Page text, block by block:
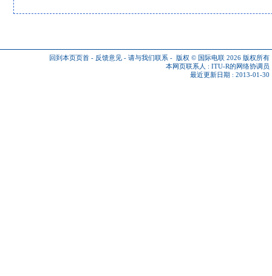
回到本页页首 - 反馈意见 - 请与我们联系 - 版权 © 国际电联 2026 版权所有
本网页联系人 : ITU-R的网络协调员
最近更新日期 : 2013-01-30